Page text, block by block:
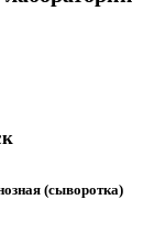
(сыворотка)